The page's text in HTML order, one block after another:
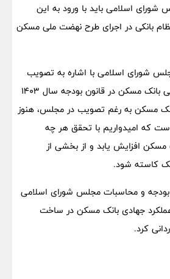
شورای اسلامی باید با ورود به این
بانکی در اجرای طرح نهضت ملی مسکن
شورای اسلامی با اشاره به تصویب
افزایش سرمایه ۱۰۰ همتی بانک مسکن در قانون بودجه سال ۱۴۰۳
مسکن به رغم تصویب در مجلس، هنوز
است که امیدواریم با تحقق هر چه
مسکن افزایش یابد و از بخشی از
کاسته شود.
و محاسبات مجلس شورای اسلامی
جهادی بانک مسکن در ساخت
کرد.